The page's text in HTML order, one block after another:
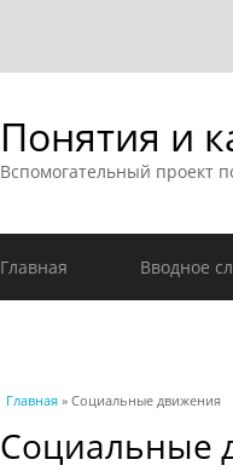
Понятия и
Вспомогательный проект
Главная Вводное
Вы здесь
Главная » Социальные движения
Социальные